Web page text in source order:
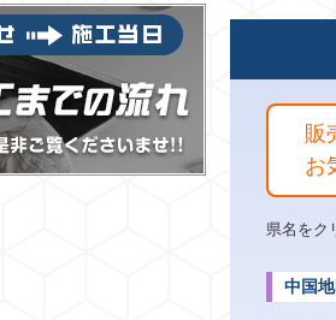
販
お
県名をク
中国